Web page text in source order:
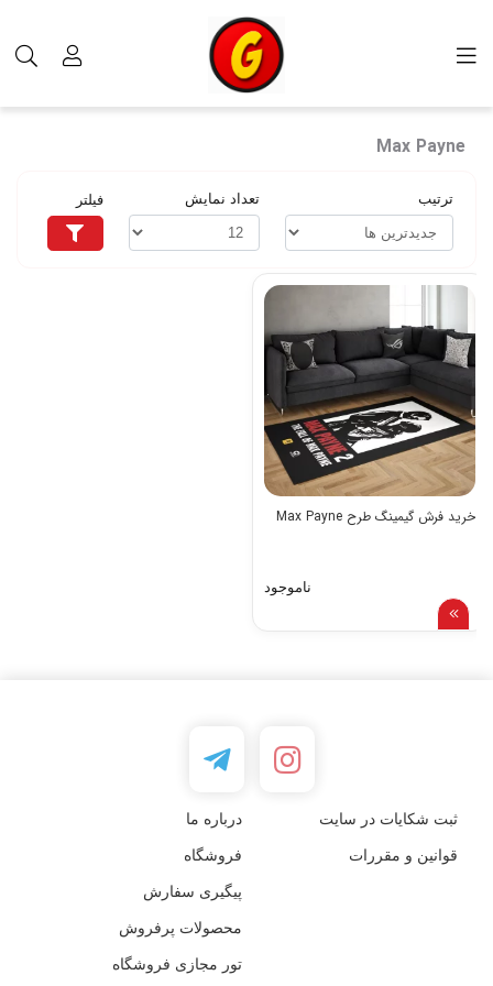
Max Payne
Max Payne
ترتیب تعداد نمایش فیلتر
خرید فرش گیمینگ طرح Max Payne
ناموجود
ثبت شکایات در سایت درباره ما
قوانین و مقررات فروشگاه
پیگیری سفارش
محصولات پرفروش
تور مجازی فروشگاه